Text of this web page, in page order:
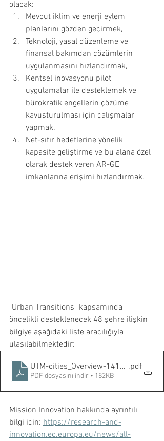
olacak:
Mevcut iklim ve enerji eylem
planlarını gözden geçirmek,
Teknoloji, yasal düzenleme ve
finansal bakımdan çözümlerin
uygulanmasını hızlandırmak,
Kentsel inovasyonu pilot
uygulamalar ile desteklemek ve
bürokratik engellerin çözüme
kavuşturulması için çalışmalar
yapmak.
Net-sıfır hedeflerine yönelik
kapasite geliştirme ve bu alana özel
olarak destek veren AR-GE
imkanlarına erişimi hızlandırmak.
"Urban Transitions" kapsamında
öncelikli desteklenecek 48 şehre ilişkin
bilgiye aşağıdaki liste aracılığıyla
ulaşılabilmektedir:
UTM-cities_Overview-14112022_02
.pdf
PDF dosyasını indir • 182KB
Mission Innovation hakkında ayrıntılı
bilgi için: https://research-and-
innovation.ec.europa.eu/news/all-